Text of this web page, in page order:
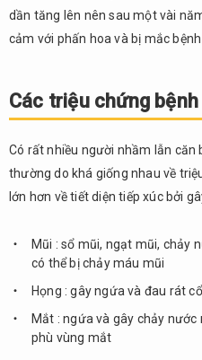
dần tăng lên nên sau một vài
cảm với phấn hoa và bị mắc
Các triệu chứng
Có rất nhiều người nhầm lẫn căn
thường do khá giống nhau về
lớn hơn về tiết diện tiếp xúc bởi
Mũi : sổ mũi, ngạt mũi, chảy
có thể bị chảy máu mũi
Họng : gây ngứa và đau rát
Mắt : ngứa và gây chảy
phù vùng mắt